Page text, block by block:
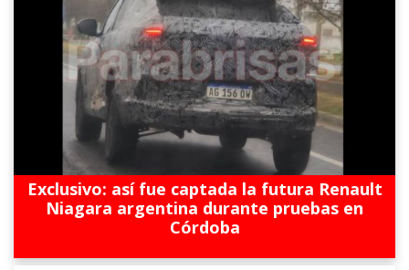
Exclusivo: así fue captada la futura Renault
Niagara argentina durante pruebas en
Córdoba